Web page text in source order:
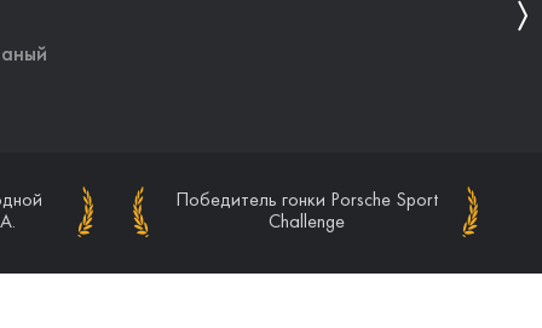
Победитель гонки Porsche Sport
Challenge
Победитель гонки Porsche Sport
Challenge